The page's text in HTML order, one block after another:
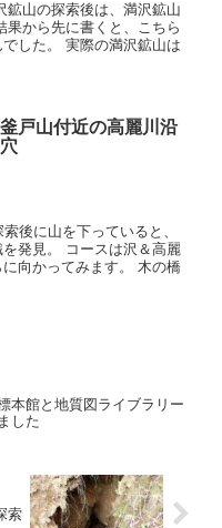
鉱山の探索後は、満沢鉱山
果から先に書くと、こちら
した。 実際の満沢鉱山は
戸山付近の高麗川沿
後に山を下っていると、
を発見。 コースは沢＆高麗
向かってみます。 木の橋
本館と地質図ライブラリー
した
索